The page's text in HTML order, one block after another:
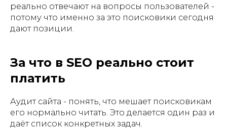
реально отвечают на вопросы пользователей -
потому что именно за это поисковики сегодня
дают позиции.
За что в SEO реально стоит
платить
Аудит сайта - понять, что мешает поисковикам
его нормально читать. Это делается один раз и
даёт список конкретных задач.